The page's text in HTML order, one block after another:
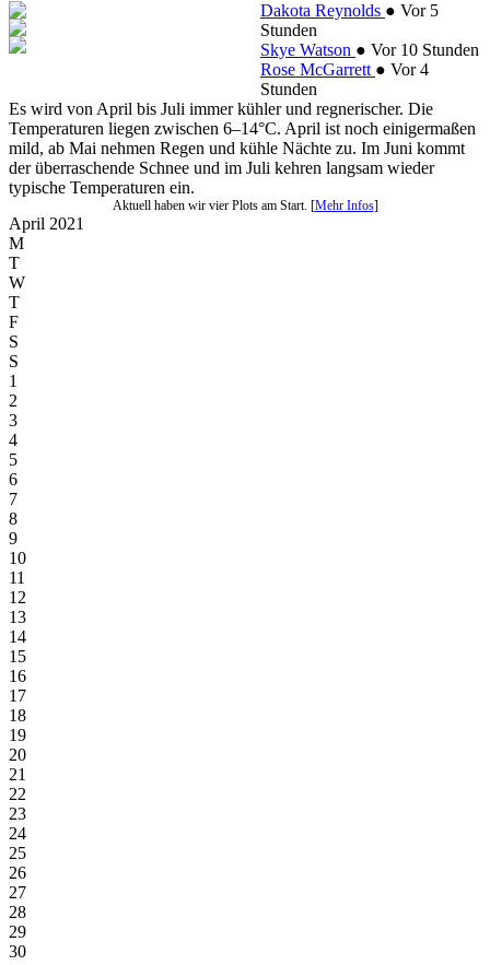
Dakota Reynolds ● Vor 5
Stunden
Skye Watson ● Vor 10 Stunden
Rose McGarrett ● Vor 4
Stunden
Es wird von April bis Juli immer kühler und regnerischer. Die
Temperaturen liegen zwischen 6–14°C. April ist noch einigermaßen
mild, ab Mai nehmen Regen und kühle Nächte zu. Im Juni kommt
der überraschende Schnee und im Juli kehren langsam wieder
typische Temperaturen ein.
Aktuell haben wir vier Plots am Start. [Mehr Infos]
April 2021
M
T
W
T
F
S
S
1
2
3
4
5
6
7
8
9
10
11
12
13
14
15
16
17
18
19
20
21
22
23
24
25
26
27
28
29
30